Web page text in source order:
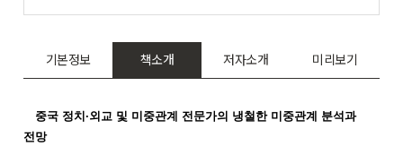
기본정보 책소개 저자소개 미리보기
중국 정치·외교 및 미중관계 전문가의 냉철한 미중관계 분석과
전망